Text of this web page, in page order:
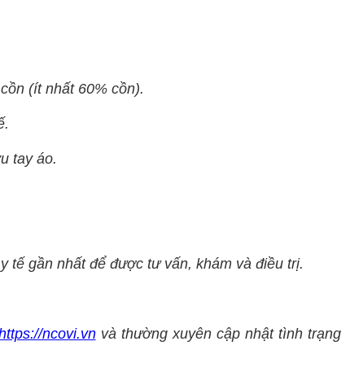
(ít nhất 60% cồn).
tay áo.
tế gần nhất để được tư vấn, khám và điều trị.
ncovi.vnvà thường xuyên cập nhật tình trạng